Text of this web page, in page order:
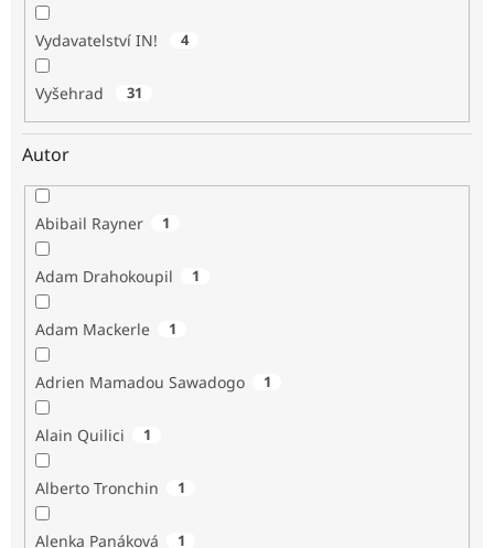
Vydavatelství IN! 4
Vyšehrad 31
Autor
Abibail Rayner 1
Adam Drahokoupil 1
Adam Mackerle 1
Adrien Mamadou Sawadogo 1
Alain Quilici 1
Alberto Tronchin 1
Alenka Panáková 1